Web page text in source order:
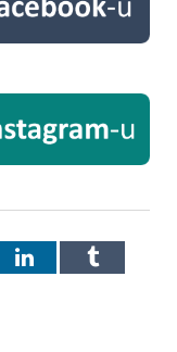
LinkedInTumblr